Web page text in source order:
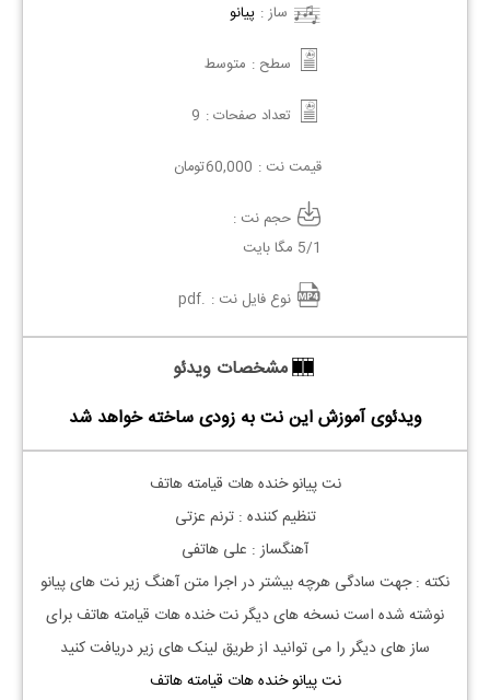
ساز : پیانو
سطح : متوسط
تعداد صفحات : 9
قیمت نت : 60,000تومان
حجم نت :
5/1 مگا بایت
نوع فایل نت : .pdf
مشخصات ویدئو
ویدئوی آموزش این نت به زودی ساخته خواهد شد
نت پیانو خنده هات قیامته هاتف
تنظیم کننده : ترنم عزتی
آهنگساز : علی هاتفی
نکته : جهت سادگی هرچه بیشتر در اجرا متن آهنگ زیر نت های پیانو
نوشته شده است نسخه های دیگر نتخنده هات قیامته هاتفبرای
ساز های دیگر را می توانید از طریق لینک های زیر دریافت کنید
نت پیانو خنده هات قیامته هاتف